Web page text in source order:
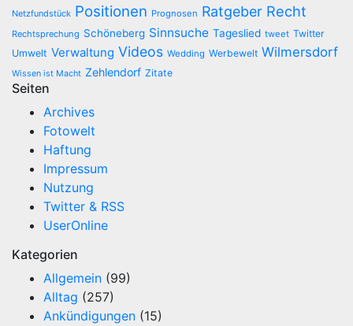
Netzfundstück Positionen Prognosen Ratgeber Recht
Rechtsprechung Schöneberg Sinnsuche Tageslied tweet Twitter
Umwelt Verwaltung Videos Wedding Werbewelt Wilmersdorf
Wissen ist Macht Zehlendorf Zitate
Seiten
Archives
Fotowelt
Haftung
Impressum
Nutzung
Twitter & RSS
UserOnline
Kategorien
Allgemein (99)
Alltag (257)
Ankündigungen (15)